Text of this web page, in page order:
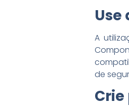
A
de